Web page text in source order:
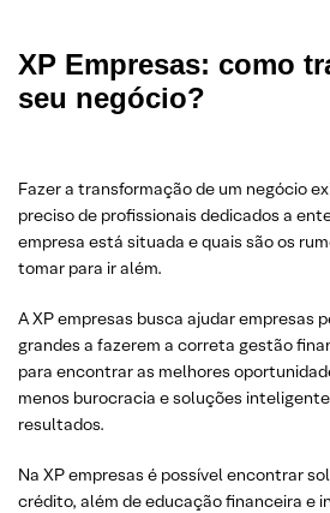
XP Empresas: como
seu negócio?
Fazer a transformação de um negócio
preciso de profissionais dedicados a
empresa está situada e quais são os
tomar para ir além.
A XP empresas busca ajudar empresas
grandes a fazerem a correta gestão
para encontrar as melhores
menos burocracia e soluções
resultados.
Na XP empresas é possível encontrar
crédito, além de educação financeira e